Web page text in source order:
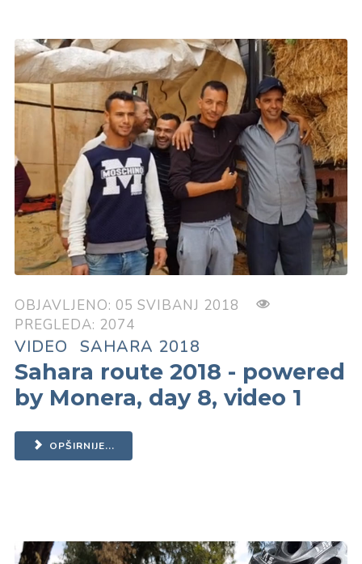
OBJAVLJENO: 05 SVIBANJ 2018
PREGLEDA: 2074
VIDEO SAHARA 2018
Sahara route 2018 - powered
by Monera, day 8, video 1
OPŠIRNIJE...